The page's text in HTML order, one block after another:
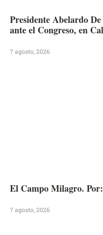
Presidente Abelardo
ante el Congreso, en
7 agosto, 2026
El Campo Milagro.
7 agosto, 2026